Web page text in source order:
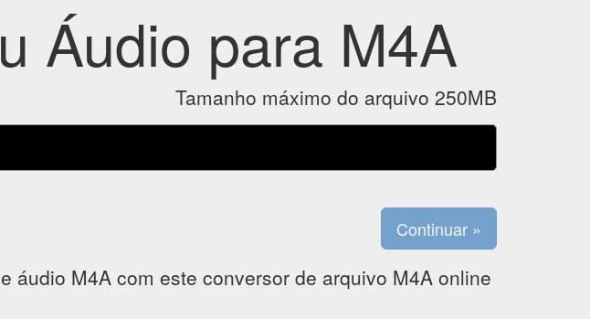
Áudio para M4A
Tamanho máximo do arquivo 250MB
áudio M4A com este conversor de arquivo M4A online